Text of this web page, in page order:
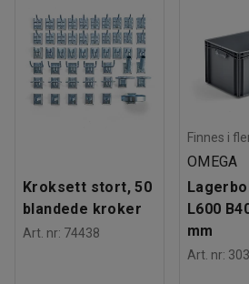
OBS! Forlengere til gaftler bør ikke
faste gafler med mer enn 50 %.
Tester: CE
Kroksett stort, 50
blandede kroker
Art. nr: 74438
Finnes i
OMEGA
L600
mm
Art. nr: